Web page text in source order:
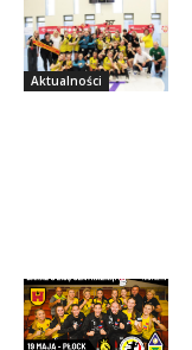
Aktualności